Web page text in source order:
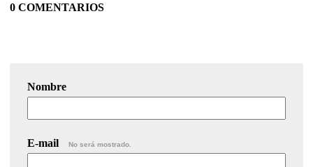
0 COMENTARIOS
Nombre
E-mail No será mostrado.